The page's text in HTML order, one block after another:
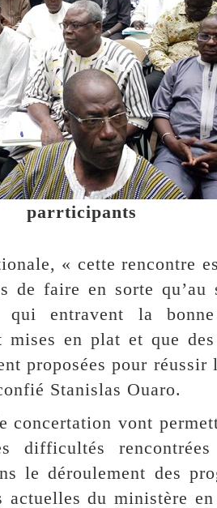
parrticipants
« cette rencontre
de faire en sorte qu’au
entravent la
mises en plat et que
proposées pour réussir
Stanislas Ouaro.
concertation vont
difficultés
le déroulement des
actuelles du ministère